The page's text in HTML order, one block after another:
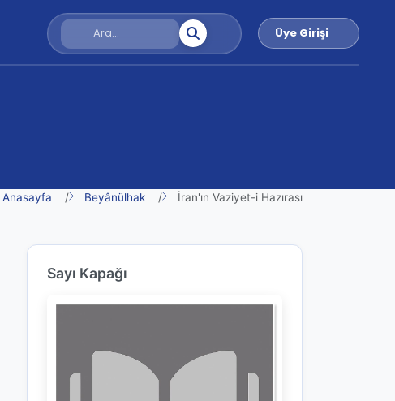
Üye Girişi
Anasayfa Beyânülhak İran'ın Vaziyet-i Hazırası
Sayı Kapağı